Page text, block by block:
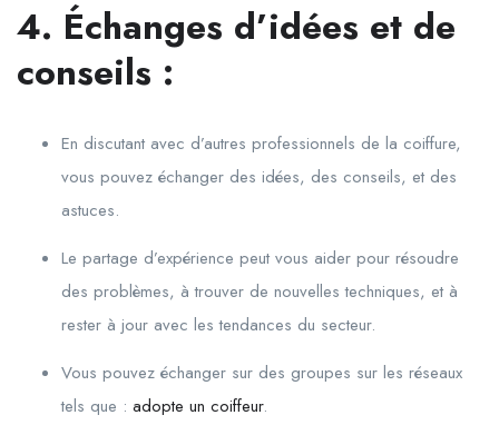
4. Échanges d’idées et de
conseils :
En discutant avec d’autres professionnels de la coiffure,
vous pouvez échanger des idées, des conseils, et des
astuces.
Le partage d’expérience peut vous aider pour résoudre
des problèmes, à trouver de nouvelles techniques, et à
rester à jour avec les tendances du secteur.
Vous pouvez échanger sur des groupes sur les réseaux
tels que : adopte un coiffeur.